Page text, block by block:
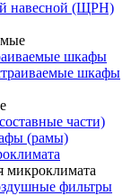
навесной (ЩРН)
шкафы
шкафы
части)
(рамы)
микроклимата
фильтры